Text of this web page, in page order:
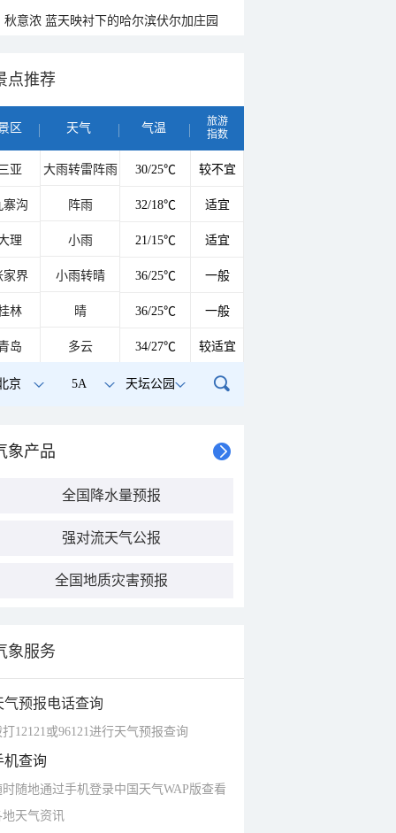
秋意浓 蓝天映衬下的哈尔滨伏尔加庄园
点推荐
区 天气 气温
旅游
指数
亚 大雨转雷阵雨 30/25℃ 较不宜
寨沟 阵雨 32/18℃ 适宜
理 小雨 21/15℃ 适宜
家界 小雨转晴 36/25℃ 一般
林 晴 36/25℃ 一般
岛 多云 34/27℃ 较适宜
京 5A 天坛公园
象产品
全国降水量预报
强对流天气公报
全国地质灾害预报
象服务
气预报电话查询
打12121或96121进行天气预报查询
机查询
时随地通过手机登录中国天气WAP版查看
地天气资讯